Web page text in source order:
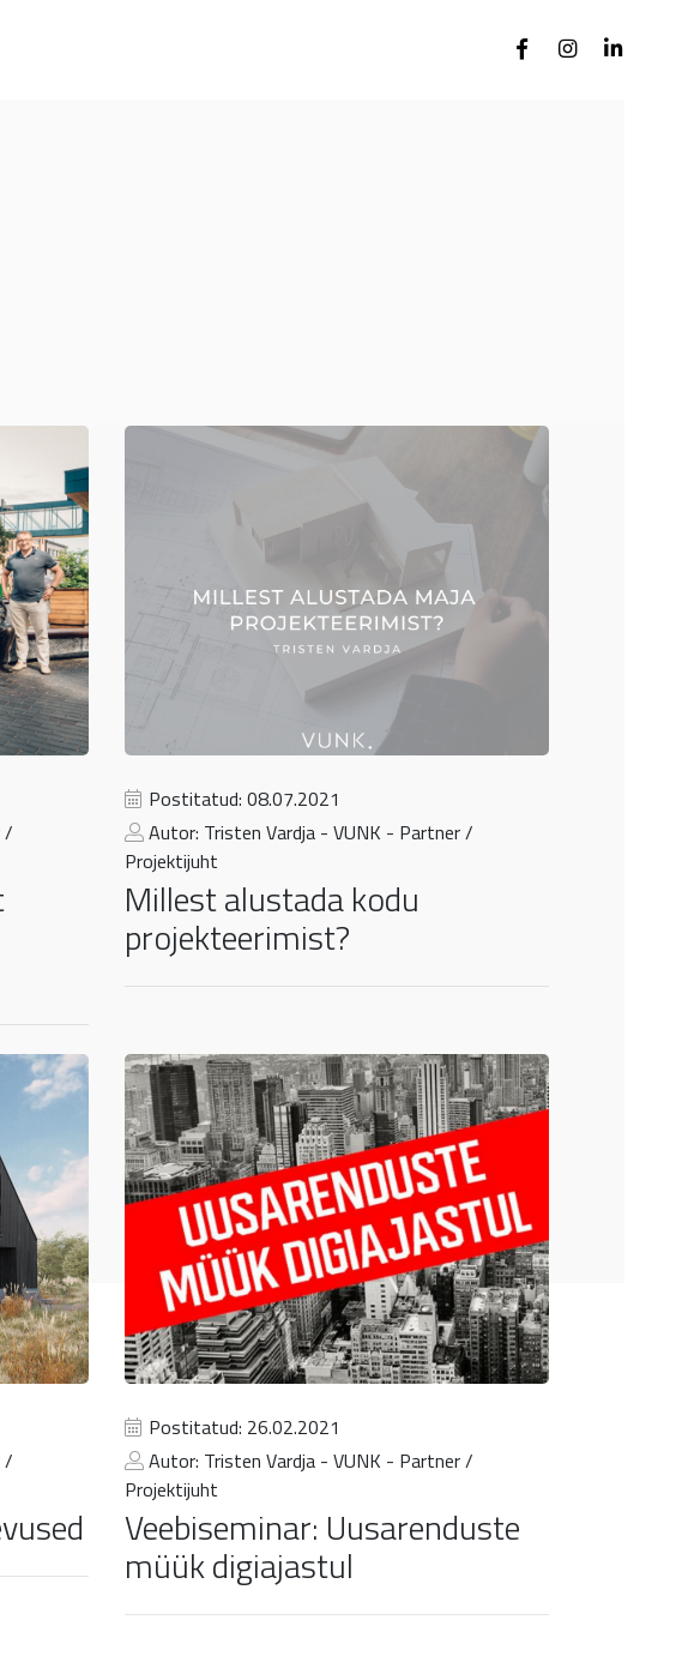
/
Postitatud: 08.07.2021
Autor: Tristen Vardja - VUNK - Partner /
Projektijuht
Millest alustada kodu
projekteerimist?
/
Postitatud: 26.02.2021
Autor: Tristen Vardja - VUNK - Partner /
Projektijuht
Veebiseminar: Uusarenduste
müük digiajastul